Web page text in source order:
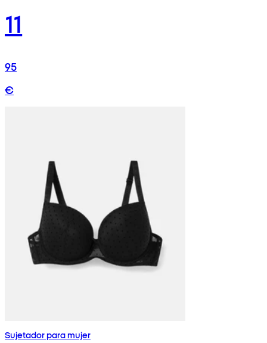
11
95
€
Sujetador para mujer